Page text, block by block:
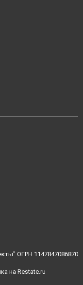
ОГРН 1147847086870
на Restate.ru